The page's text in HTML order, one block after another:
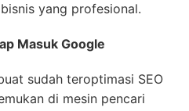
yang profesional.
Masuk Google
sudah teroptimasi SEO
di mesin pencari